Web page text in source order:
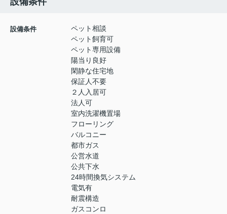
設備条件
ペット相談
ペット飼育可
ペット専用設備
陽当り良好
閑静な住宅地
保証人不要
２人入居可
法人可
室内洗濯機置場
フローリング
バルコニー
都市ガス
公営水道
公共下水
24時間換気システム
電気有
耐震構造
ガスコンロ